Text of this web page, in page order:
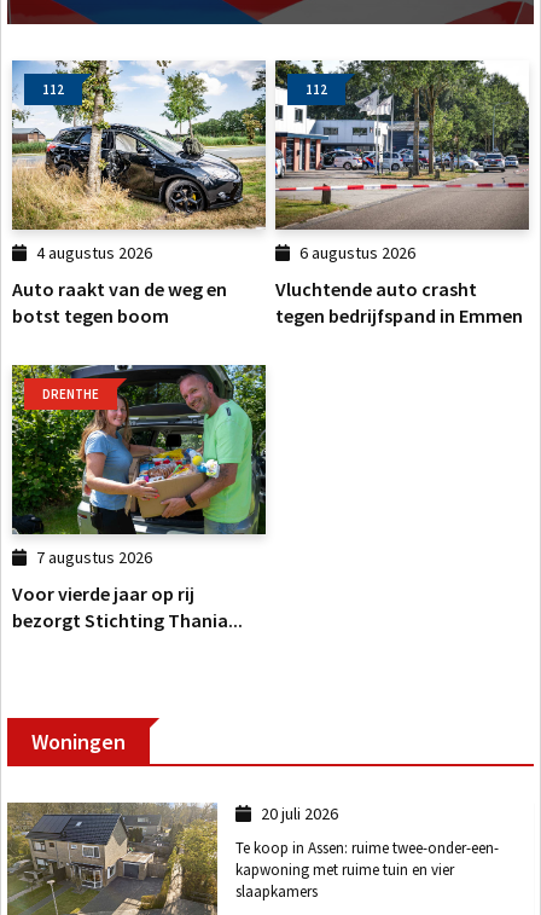
112
4 augustus 2026
Auto raakt van de weg en
botst tegen boom
112
6 augustus 2026
Vluchtende auto crasht
tegen bedrijfspand in Emmen
DRENTHE
7 augustus 2026
Voor vierde jaar op rij
bezorgt Stichting Thania...
Woningen
20 juli 2026
Te koop in Assen: ruime twee-onder-een-
kapwoning met ruime tuin en vier
slaapkamers